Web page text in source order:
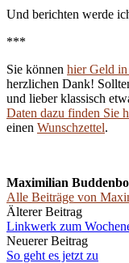
Und berichten werde
***
Sie können hier Geld
herzlichen Dank!
und lieber klassisch
Daten dazu finden Sie
einen Wunschzettel.
Maximilian
Alle Beiträge von
Beitrags-
Navigation
Älterer Beitrag
Linkwerk zum
Neuerer Beitrag
So geht es jetzt zu